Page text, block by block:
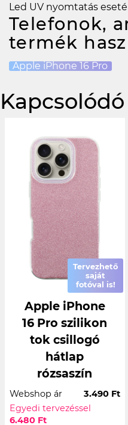
Led UV nyomtatás
Telefonok,
termék
Apple iPhone 16 Pro
Tervezhető
saját
fotóval is!
Apple iPhone
16 Pro szilikon
tok csillogó
hátlap
rózsaszín
Webshop ár
3.490 Ft
Egyedi tervezéssel
6.480 Ft